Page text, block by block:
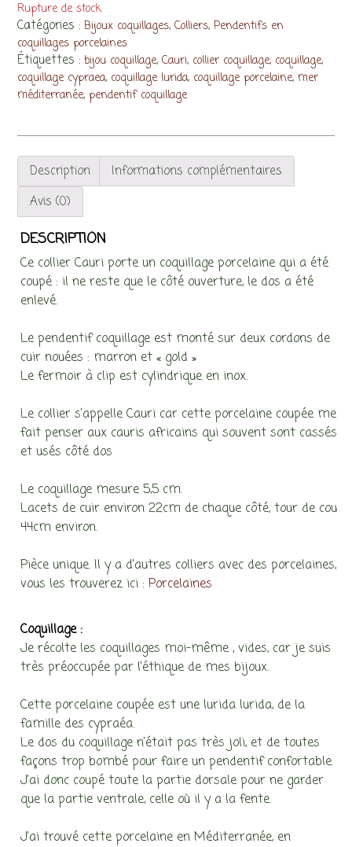
Rupture de stock
Catégories : Bijoux coquillages, Colliers, Pendentifs en
coquillages porcelaines
Étiquettes : bijou coquillage, Cauri, collier coquillage, coquillage,
coquillage cypraea, coquillage lurida, coquillage porcelaine, mer
méditerranée, pendentif coquillage
Description
Informations complémentaires
Avis (0)
DESCRIPTION
Ce collier Cauri porte un coquillage porcelaine qui a été
coupé : il ne reste que le côté ouverture, le dos a été
enlevé.
Le pendentif coquillage est monté sur deux cordons de
cuir nouées : marron et « gold »
Le fermoir à clip est cylindrique en inox.
Le collier s’appelle Cauri car cette porcelaine coupée me
fait penser aux cauris africains qui souvent sont cassés
et usés côté dos
Le coquillage mesure 5,5 cm.
Lacets de cuir environ 22cm de chaque côté, tour de cou
44cm environ.
Pièce unique. Il y a d’autres colliers avec des porcelaines,
vous les trouverez ici :Porcelaines
Coquillage :
Je récolte les coquillages moi-même , vides, car je suis
très préoccupée par l’éthique de mes bijoux.
Cette porcelaine coupée est une lurida lurida, de la
famille des cypraéa.
Le dos du coquillage n’était pas très joli, et de toutes
façons trop bombé pour faire un pendentif confortable.
J’ai donc coupé toute la partie dorsale pour ne garder
que la partie ventrale, celle où il y a la fente.
J’ai trouvé cette porcelaine en Méditerranée, en